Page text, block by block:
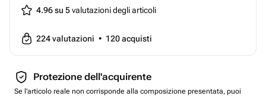
4.96 su 5valutazioni degli articoli
224valutazioni • 120acquisti
Protezione dell'acquirente
Se l'articolo reale non corrisponde alla composizione presentata, puoi